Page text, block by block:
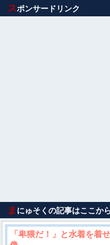
Powered by livedoor 相互RSS
スポンサードリンク
ま にゅそくの記事はここか
「卑猥だ！」と水着を着